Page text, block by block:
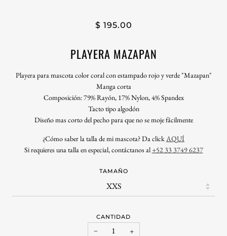
$ 195.00
PLAYERA MAZAPAN
Playera para mascota color coral con estampado rojo y verde "Mazapan"
Manga corta
Composición: 79% Rayón, 17% Nylon, 4% Spandex
Tacto tipo algodón
Diseño mas corto del pecho para que no se moje fácilmente
¿Cómo saber la talla de mi mascota? Da clickAQUÍ
Si requieres una talla en especial, contáctanos al+52 33 3749 6237
TAMAÑO
CANTIDAD
− +